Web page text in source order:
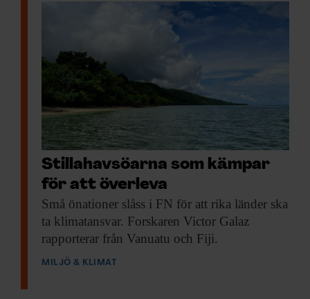
Stillahavsöarna som kämpar
för att överleva
Små önationer slåss i FN för att rika länder ska
ta klimatansvar. Forskaren Victor Galaz
rapporterar från Vanuatu och Fiji.
MILJÖ & KLIMAT